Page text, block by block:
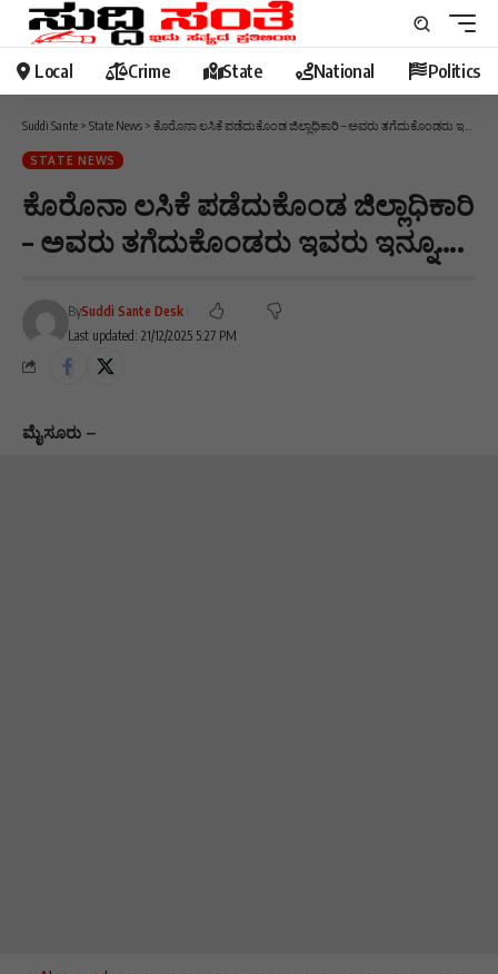
Local Crime State National Politics
Suddi Sante > State News > ಕೊರೊನಾ ಲಸಿಕೆ ಪಡೆದುಕೊಂಡ ಜಿಲ್ಲಾಧಿಕಾರಿ – ಅವರು ತಗೆದುಕೊಂಡರು ಇವರು ಇನ್ನೂ….
STATE NEWS
ಕೊರೊನಾ ಲಸಿಕೆ ಪಡೆದುಕೊಂಡ ಜಿಲ್ಲಾಧಿಕಾರಿ
– ಅವರು ತಗೆದುಕೊಂಡರು ಇವರು ಇನ್ನೂ….
Last updated: 21/12/2025 5:27 PM
BySuddi Sante Desk
ಮೈಸೂರು –